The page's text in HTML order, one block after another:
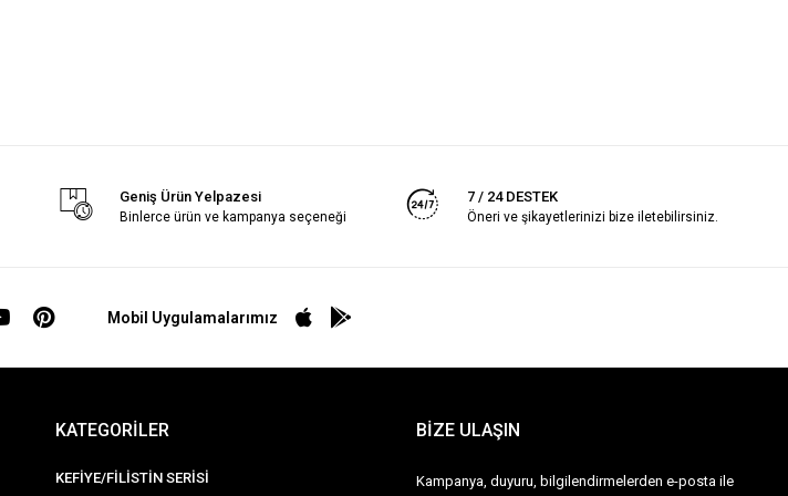
Geniş Ürün Yelpazesi
Binlerce ürün ve kampanya seçeneği
7 / 24 DESTEK
Öneri ve şikayetlerinizi bize iletebilirsiniz.
Mobil Uygulamalarımız
KATEGORİLER
KEFİYE/FİLİSTİN SERİSİ
BİZE ULAŞIN
Kampanya, duyuru, bilgilendirmelerden e-posta ile